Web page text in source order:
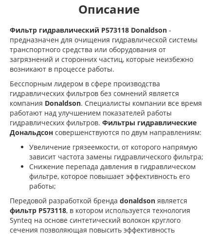
Описание
Фильтр гидравлический P573118 Donaldson -
предназначен для очищения гидравлической системы
транспортного средства или оборудования от
загрязнений и сторонних частиц, которые неизбежно
возникают в процессе работы.
Бесспорным лидером в сфере производства
гидравлических фильтров без сомнений является
компания Donaldson. Специалисты компании все время
работают над улучшением показателей работы
гидравлических фильтров. Фильтры гидравлические
Дональдсон совершенствуются по двум направлениям:
Увеличение грязеемкости, от которого напрямую
зависит частота замены гидравлического фильтра;
Снижение перепада давления в гидравлическом
фильтре, которое повышает эффективность его
работы;
Передовой разработкой бренда donaldson является
фильтр P573118, в котором используется технология
Synteq на основе синтетический волокон круглого
сечения позволяющая повысить эффективность